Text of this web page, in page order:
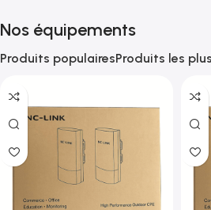
Nos équipements
Produits populairesProduits les